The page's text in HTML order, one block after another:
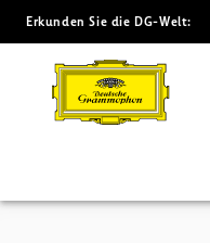
Christian
Löffler
Neuigkeiten
Erkunden Sie die DG-Welt: